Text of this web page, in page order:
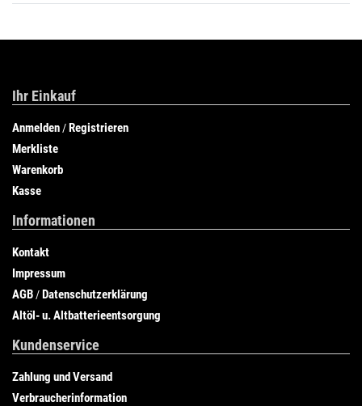
Ihr Einkauf
Anmelden /Registrieren
Merkliste
Warenkorb
Kasse
Informationen
Kontakt
Impressum
AGB /Datenschutzerklärung
Altöl- u. Altbatterieentsorgung
Kundenservice
Zahlung und Versand
Verbraucherinformation